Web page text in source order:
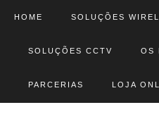
HOME SOLUÇÕES
SOLUÇÕES CCTV OS
PARCERIAS LOJA